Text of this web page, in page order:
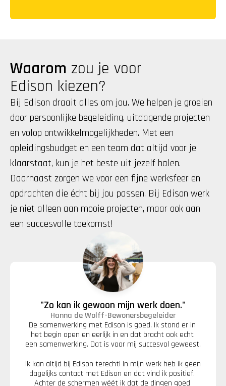
Waarom zou je voor
Edison kiezen?
Bij Edison draait alles om jou. We helpen je groeien
door persoonlijke begeleiding, uitdagende projecten
en volop ontwikkelmogelijkheden. Met een
opleidingsbudget en een team dat altijd voor je
klaarstaat, kun je het beste uit jezelf halen.
Daarnaast zorgen we voor een fijne werksfeer en
opdrachten die écht bij jou passen. Bij Edison werk
je niet alleen aan mooie projecten, maar ook aan
een succesvolle toekomst!
"Zo kan ik gewoon mijn werk doen."
Hanna de Wolff-Bewonersbegeleider
De samenwerking met Edison is goed. Ik stond er in
het begin open en eerlijk in en dat bracht ook echt
een samenwerking. Dat is voor mij succesvol geweest.
Ik kan altijd bij Edison terecht! In mijn werk heb ik geen
dagelijks contact met Edison en dat vind ik positief.
Achter de schermen wéét ik dat de dingen goed